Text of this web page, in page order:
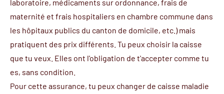
laboratoire, médicaments sur ordonnance, frais de
maternité et frais hospitaliers en chambre commune dans
les hôpitaux publics du canton de domicile, etc.) mais
pratiquent des prix différents. Tu peux choisir la caisse
que tu veux. Elles ont l'obligation de t'accepter comme tu
es, sans condition.
Pour cette assurance, tu peux changer de caisse maladie